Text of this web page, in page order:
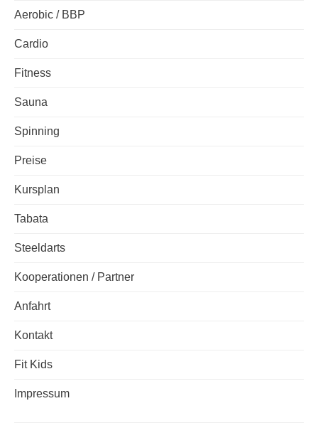
Aerobic / BBP
Cardio
Fitness
Sauna
Spinning
Preise
Kursplan
Tabata
Steeldarts
Kooperationen / Partner
Anfahrt
Kontakt
Fit Kids
Impressum